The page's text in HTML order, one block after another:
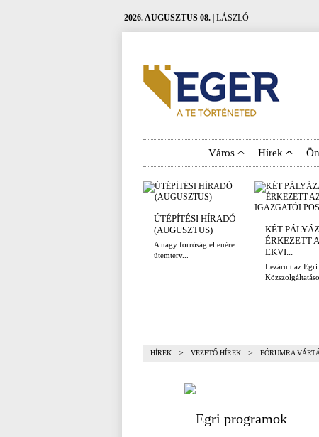
2026. AUGUSZTUS 08. | LÁSZLÓ
Város Hírek
ÚTÉPÍTÉSI HÍRADÓ
(AUGUSZTUS)
A nagy forróság ellenére
ütemterv...
KÉT
ÉRKEZETT
EKVI...
Lezárult az Egri
HÍREK > VEZETŐ HÍREK > FÓRUMRA